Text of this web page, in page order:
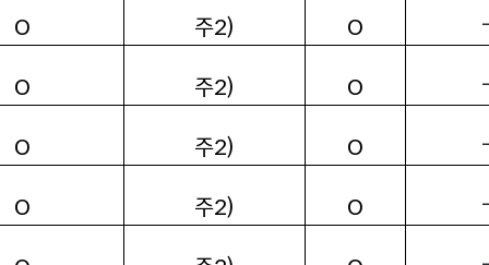
O 주2) O
O 주2) O
O 주2) O
O 주2) O